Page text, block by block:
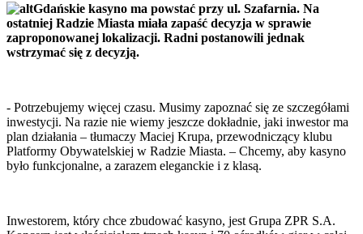
Gdańskie kasyno ma powstać przy ul. Szafarnia. Na
ostatniej Radzie Miasta miała zapaść decyzja w sprawie
zaproponowanej lokalizacji. Radni postanowili jednak
wstrzymać się z decyzją.
- Potrzebujemy więcej czasu. Musimy zapoznać się ze szczegółami
inwestycji. Na razie nie wiemy jeszcze dokładnie, jaki inwestor ma
plan działania – tłumaczy Maciej Krupa, przewodniczący klubu
Platformy Obywatelskiej w Radzie Miasta. – Chcemy, aby kasyno
było funkcjonalne, a zarazem eleganckie i z klasą.
Inwestorem, który chce zbudować kasyno, jest Grupa ZPR S.A.